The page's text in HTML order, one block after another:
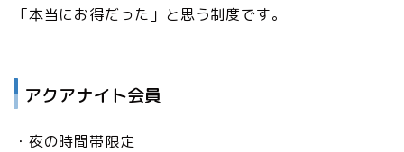
「本当にお得だった」と思う制度です。
アクアナイト会員
・夜の時間帯限定